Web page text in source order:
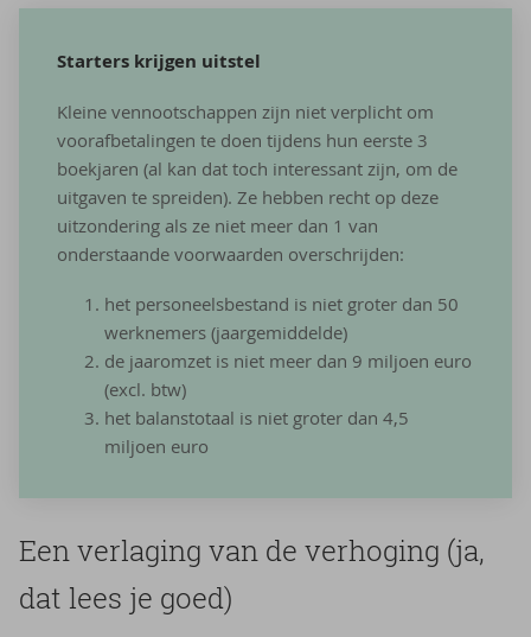
Starters krijgen uitstel
Kleine vennootschappen zijn niet verplicht om
voorafbetalingen te doen tijdens hun eerste 3
boekjaren (al kan dat toch interessant zijn, om de
uitgaven te spreiden). Ze hebben recht op deze
uitzondering als ze niet meer dan 1 van
onderstaande voorwaarden overschrijden:
het personeelsbestand is niet groter dan 50
werknemers (jaargemiddelde)
de jaaromzet is niet meer dan 9 miljoen euro
(excl. btw)
het balanstotaal is niet groter dan 4,5
miljoen euro
Een ver­la­ging van de ver­ho­ging (ja,
dat lees je goed)